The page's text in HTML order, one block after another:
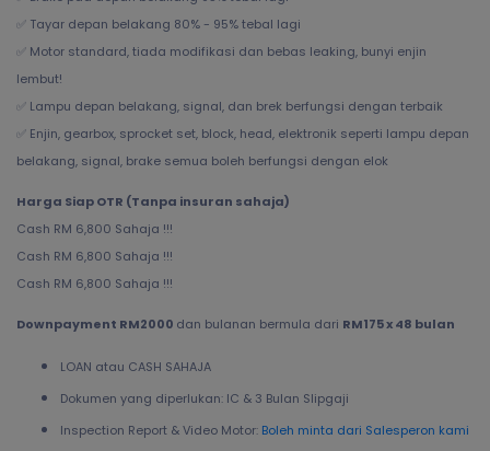
✅ Tayar depan belakang 80% - 95% tebal lagi
✅ Motor standard, tiada modifikasi dan bebas leaking, bunyi enjin
lembut!
✅ Lampu depan belakang, signal, dan brek berfungsi dengan terbaik
✅ Enjin, gearbox, sprocket set, block, head, elektronik seperti lampu depan
belakang, signal, brake semua boleh berfungsi dengan elok
Harga Siap OTR (Tanpa insuran sahaja)
Cash RM 6,800 Sahaja !!!
Cash RM 6,800 Sahaja !!!
Cash RM 6,800 Sahaja !!!
Downpayment RM2000 dan bulanan bermula dari RM175 x 48 bulan
LOAN atau CASH SAHAJA
Dokumen yang diperlukan: IC & 3 Bulan Slipgaji
Inspection Report & Video Motor: Boleh minta dari Salesperon kami